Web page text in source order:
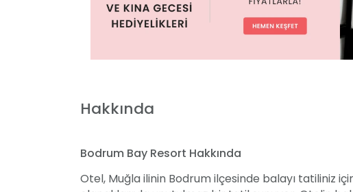
Hakkında
Bodrum Bay Resort Hakkında
Otel, Muğla ilinin Bodrum ilçesinde balayı tatiliniz